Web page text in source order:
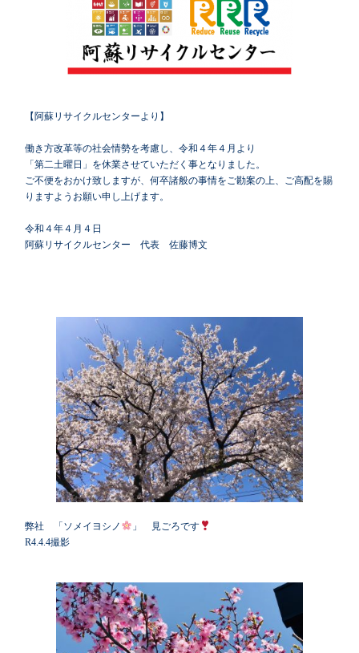
【阿蘇リサイクルセンターより】
働き方改革等の社会情勢を考慮し、令和４年４月より
「第二土曜日」を休業させていただく事となりました。
ご不便をおかけ致しますが、何卒諸般の事情をご勘案の上、ご高配を賜
りますようお願い申し上げます。
令和４年４月４日
阿蘇リサイクルセンター 代表 佐藤博文
弊社 「ソメイヨシノ
」 見ごろです
R4.4.4撮影